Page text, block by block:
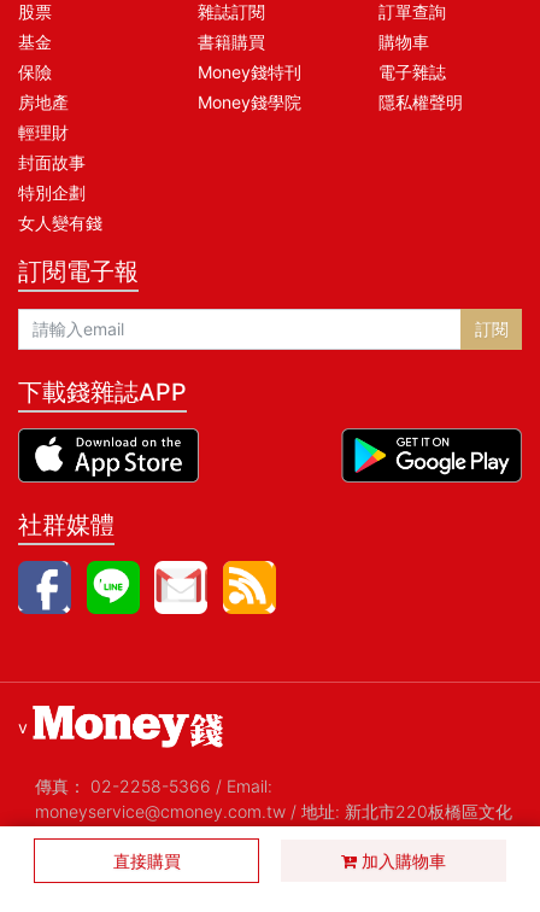
直接購買 加入購物車
股票
基金
保險
房地產
輕理財
封面故事
特別企劃
女人變有錢
雜誌訂閱
書籍購買
Money錢特刊
Money錢學院
訂單查詢
購物車
電子雜誌
隱私權聲明
訂閱電子報
訂閱
下載錢雜誌APP
社群媒體
v
傳真： 02-2258-5366 / Email:
moneyservice@cmoney.com.tw / 地址: 新北市220板橋區文化
路一段268號20樓之2/統編: 52420159
Copyright@2026 金尉股份有限公司 All Rights Reserved 版權
所有，禁止擅自轉貼節錄/ Version 1.29 2019-01-08